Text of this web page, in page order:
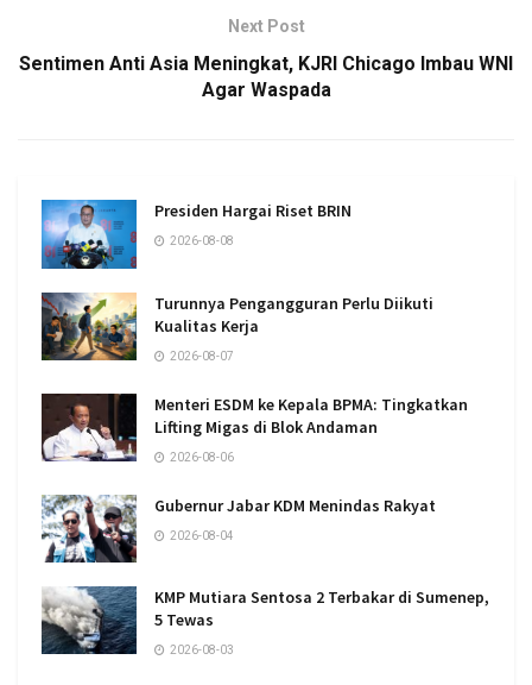
Next Post
Sentimen Anti Asia Meningkat, KJRI Chicago Imbau WNI
Agar Waspada
Presiden Hargai Riset BRIN
2026-08-08
Turunnya Pengangguran Perlu Diikuti
Kualitas Kerja
2026-08-07
Menteri ESDM ke Kepala BPMA: Tingkatkan
Lifting Migas di Blok Andaman
2026-08-06
Gubernur Jabar KDM Menindas Rakyat
2026-08-04
KMP Mutiara Sentosa 2 Terbakar di Sumenep,
5 Tewas
2026-08-03